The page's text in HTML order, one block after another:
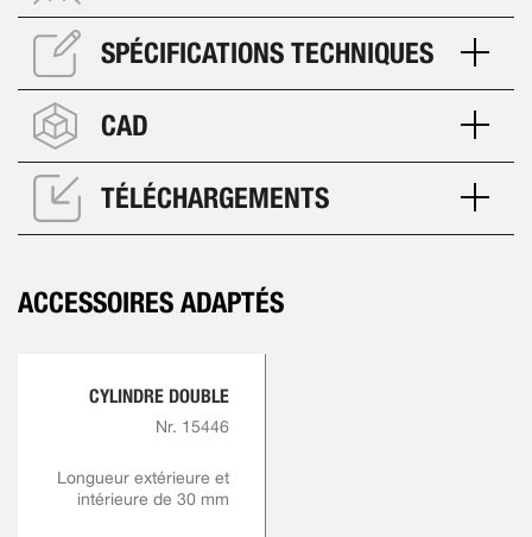
SPÉCIFICATIONS TECHNIQUES
CAD
TÉLÉCHARGEMENTS
ACCESSOIRES ADAPTÉS
CYLINDRE DOUBLE
Nr. 15446
Longueur extérieure et
intérieure de 30 mm